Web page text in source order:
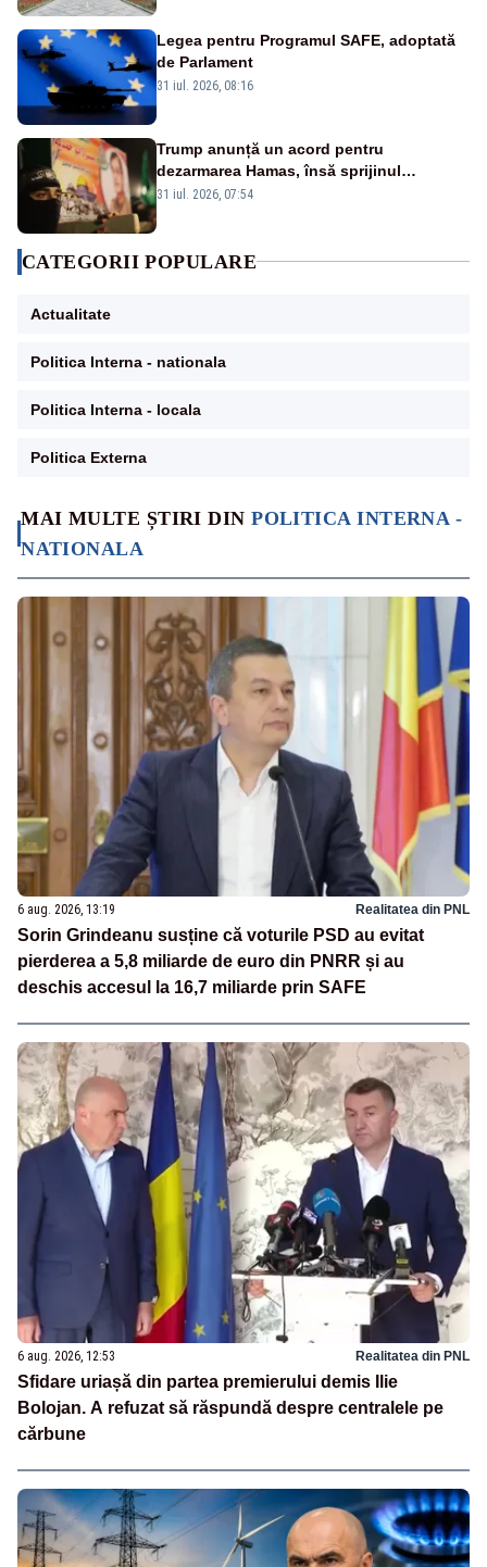
MAI MULTE ȘTIRI DINPOLITICA INTERNA -
NATIONALA
6 aug. 2026, 13:19 Realitatea din PNL
Sorin Grindeanu susține că voturile PSD au evitat
pierderea a 5,8 miliarde de euro din PNRR și au
deschis accesul la 16,7 miliarde prin SAFE
6 aug. 2026, 12:53 Realitatea din PNL
Sfidare uriașă din partea premierului demis Ilie
Bolojan. A refuzat să răspundă despre centralele pe
cărbune
Legea pentru Programul SAFE, adoptată
de Parlament
31 iul. 2026, 08:16
Trump anunță un acord pentru
dezarmarea Hamas, însă sprijinul
Israelului rămâne incert
31 iul. 2026, 07:54
CATEGORII POPULARE
Actualitate
Politica Interna - nationala
Politica Interna - locala
Politica Externa